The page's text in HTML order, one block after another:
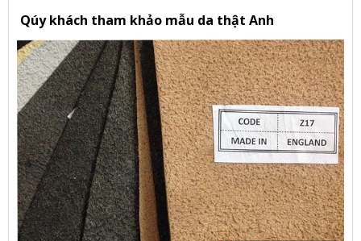
Qúy khách tham khảo mẫu da thật Anh